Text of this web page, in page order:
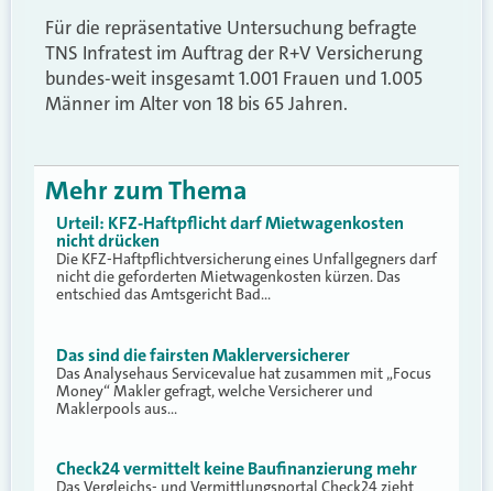
Für die repräsentative Untersuchung befragte
TNS Infratest im Auftrag der R+V Versicherung
bundes-weit insgesamt 1.001 Frauen und 1.005
Männer im Alter von 18 bis 65 Jahren.
Mehr zum Thema
Urteil: KFZ-Haftpflicht darf Mietwagenkosten
nicht drücken
Die KFZ-Haftpflichtversicherung eines Unfallgegners darf
nicht die geforderten Mietwagenkosten kürzen. Das
entschied das Amtsgericht Bad…
Das sind die fairsten Maklerversicherer
Das Analysehaus Servicevalue hat zusammen mit „Focus
Money“ Makler gefragt, welche Versicherer und
Maklerpools aus…
Check24 vermittelt keine Baufinanzierung mehr
Das Vergleichs- und Vermittlungsportal Check24 zieht